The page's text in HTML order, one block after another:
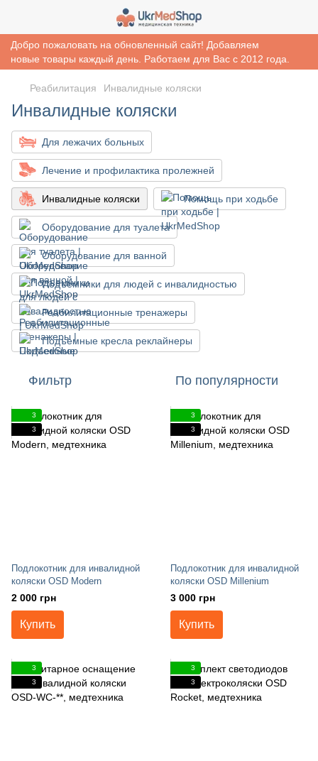
Добро пожаловать на обновленный сайт! Добавляем
новые товары каждый день. Работаем для Вас с 2012 года.
Реабилитация Инвалидные коляски
Инвалидные коляски
Для лежачих больных
Лечение и профилактика пролежней
Инвалидные коляски Помощь при ходьбе
Оборудование для туалета
Оборудование для ванной
Подъемники для людей с инвалидностью
Реабилитационные тренажеры
Подъемные кресла реклайнеры
Фильтр По популярности
3
3
Подлокотник для инвалидной
коляски OSD Modern
2 000 грн
Купить
3
3
Подлокотник для инвалидной
коляски OSD Millenium
3 000 грн
Купить
3
3
3
3